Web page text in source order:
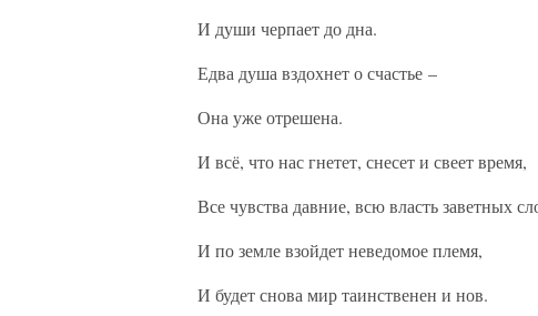
И души черпает до дна.
Едва душа вздохнет о счастье –
Она уже отрешена.
И всё, что нас гнетет, снесет и свеет время,
Все чувства давние, всю власть заветных
И по земле взойдет неведомое племя,
И будет снова мир таинственен и нов.